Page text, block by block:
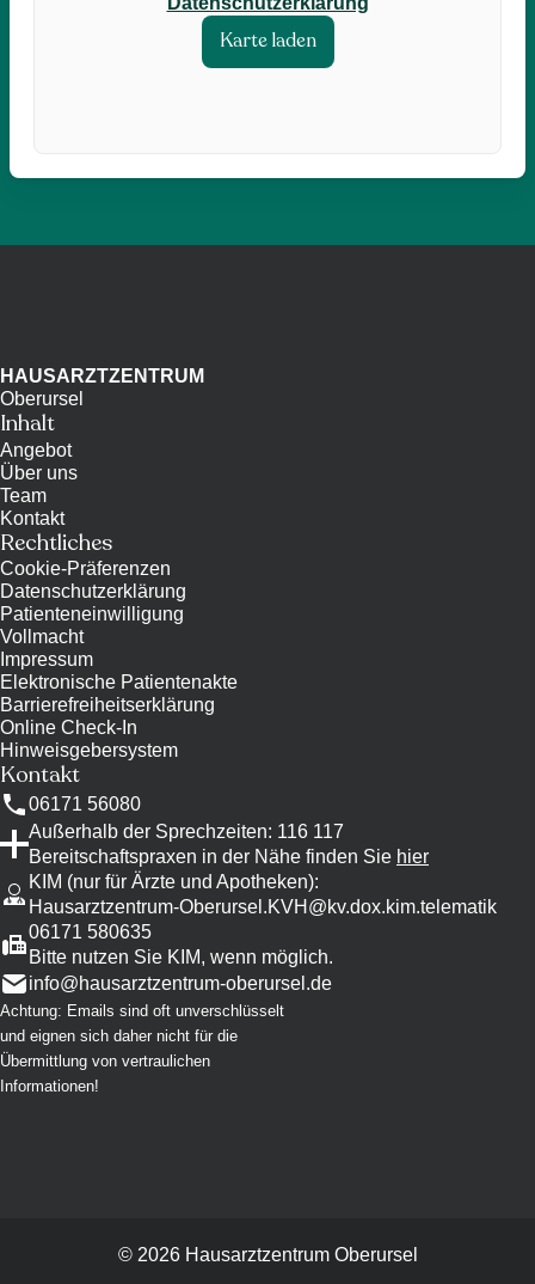
Karte laden
HAUSARZTZENTRUM
Oberursel
Inhalt
Angebot
Über uns
Team
Kontakt
Rechtliches
Cookie-Präferenzen
Datenschutzerklärung
Patienteneinwilligung
Vollmacht
Impressum
Elektronische Patientenakte
Barrierefreiheitserklärung
Online Check-In
Hinweisgebersystem
Kontakt
06171 56080
Außerhalb der Sprechzeiten: 116 117
Bereitschaftspraxen in der Nähe finden Sie hier
KIM (nur für Ärzte und Apotheken):
Hausarztzentrum-Oberursel.KVH@kv.dox.kim.telematik
06171 580635
Bitte nutzen Sie KIM, wenn möglich.
info@hausarztzentrum-oberursel.de
Achtung: Emails sind oft unverschlüsselt
und eignen sich daher nicht für die
Übermittlung von vertraulichen
Informationen!
© 2026 Hausarztzentrum Oberursel